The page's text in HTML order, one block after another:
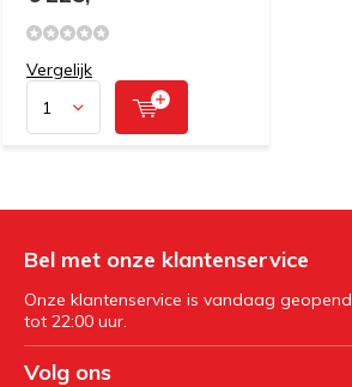
Vergelijk
Bel met onze klantenservice
Onze klantenservice is vandaag geopend
tot 22:00 uur.
Volg ons